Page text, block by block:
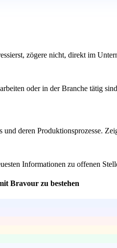
zögere nicht, direkt im
oder in der Branche tätig
deren Produktionsprozesse.
Informationen zu offenen
Bravour zu bestehen